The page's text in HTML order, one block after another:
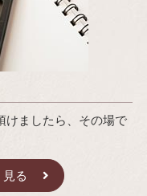
けましたら、その場で
る